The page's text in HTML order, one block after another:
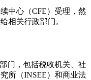
中心（CFE）受理，然
相关行政部门。
门，包括税收机关、社
所（INSEE）和商业法